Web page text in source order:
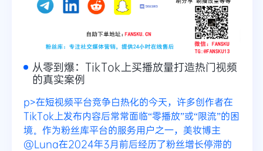
从零到爆：TikTok上买播放量打造热门视频
的真实案例
p>在短视频平台竞争白热化的今天，许多创作者在
TikTok上发布内容后常常面临“零播放”或“限流”的困
境。作为粉丝库平台的服务用户之一，美妆博主
@Luna在2024年3月前后经历了粉丝增长停滞的